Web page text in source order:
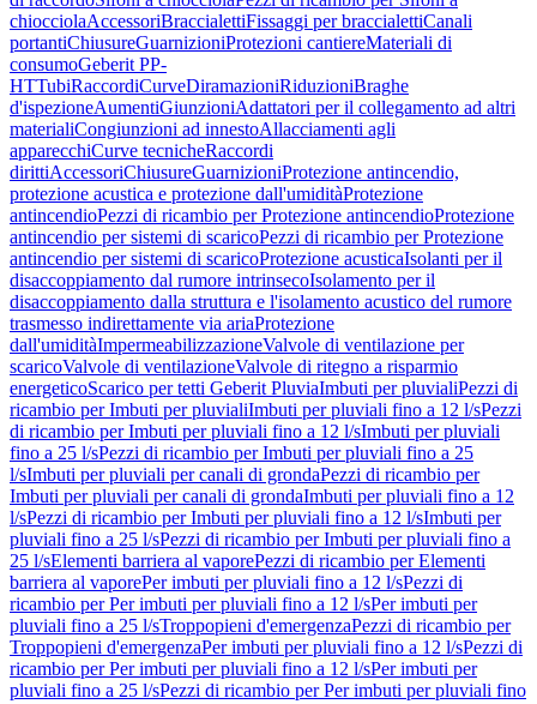
chiocciolaAccessoriBraccialettiFissaggi per braccialettiCanali
portantiChiusureGuarnizioniProtezioni cantiereMateriali di
consumoGeberit PP-
HTTubiRaccordiCurveDiramazioniRiduzioniBraghe
d'ispezioneAumentiGiunzioniAdattatori per il collegamento ad altri
materialiCongiunzioni ad innestoAllacciamenti agli
apparecchiCurve tecnicheRaccordi
dirittiAccessoriChiusureGuarnizioniProtezione antincendio,
protezione acustica e protezione dall'umiditàProtezione
antincendioPezzi di ricambio per Protezione antincendioProtezione
antincendio per sistemi di scaricoPezzi di ricambio per Protezione
antincendio per sistemi di scaricoProtezione acusticaIsolanti per il
disaccoppiamento dal rumore intrinsecoIsolamento per il
disaccoppiamento dalla struttura e l'isolamento acustico del rumore
trasmesso indirettamente via ariaProtezione
dall'umiditàImpermeabilizzazioneValvole di ventilazione per
scaricoValvole di ventilazioneValvole di ritegno a risparmio
energeticoScarico per tetti Geberit PluviaImbuti per pluvialiPezzi di
ricambio per Imbuti per pluvialiImbuti per pluviali fino a 12 l/sPezzi
di ricambio per Imbuti per pluviali fino a 12 l/sImbuti per pluviali
fino a 25 l/sPezzi di ricambio per Imbuti per pluviali fino a 25
l/sImbuti per pluviali per canali di grondaPezzi di ricambio per
Imbuti per pluviali per canali di grondaImbuti per pluviali fino a 12
l/sPezzi di ricambio per Imbuti per pluviali fino a 12 l/sImbuti per
pluviali fino a 25 l/sPezzi di ricambio per Imbuti per pluviali fino a
25 l/sElementi barriera al vaporePezzi di ricambio per Elementi
barriera al vaporePer imbuti per pluviali fino a 12 l/sPezzi di
ricambio per Per imbuti per pluviali fino a 12 l/sPer imbuti per
pluviali fino a 25 l/sTroppopieni d'emergenzaPezzi di ricambio per
Troppopieni d'emergenzaPer imbuti per pluviali fino a 12 l/sPezzi di
ricambio per Per imbuti per pluviali fino a 12 l/sPer imbuti per
pluviali fino a 25 l/sPezzi di ricambio per Per imbuti per pluviali fino